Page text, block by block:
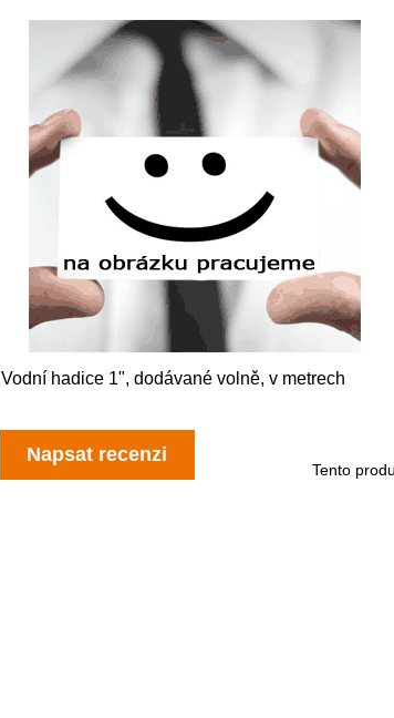
Vodní hadice 1", dodávané volně, v metrech
Napsat recenzi
Tento